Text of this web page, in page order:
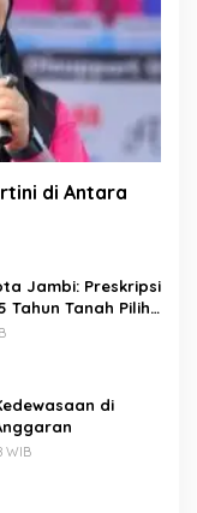
di Antara
Jambi: Preskripsi
Tahun Tanah Pilih
di
WIB